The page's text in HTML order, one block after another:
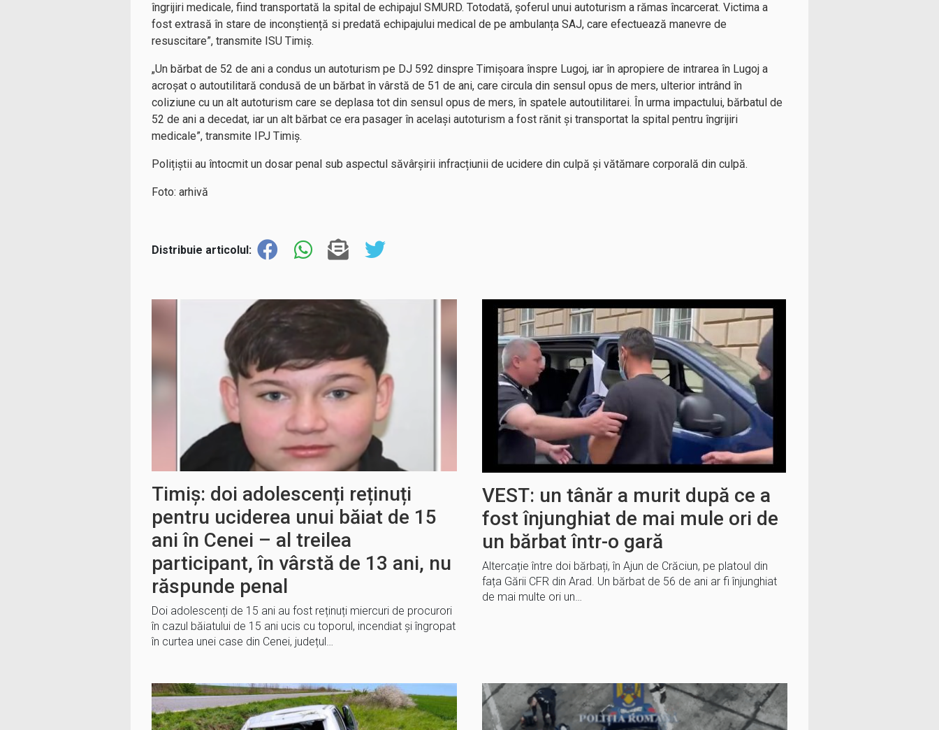
îngrijiri medicale, fiind transportată la spital de echipajul SMURD. Totodată, șoferul unui autoturism a rămas încarcerat. Victima a
fost extrasă în stare de inconștiență si predată echipajului medical de pe ambulanța SAJ, care efectuează manevre de
resuscitare”, transmite ISU Timiș.
„Un bărbat de 52 de ani a condus un autoturism pe DJ 592 dinspre Timișoara înspre Lugoj, iar în apropiere de intrarea în Lugoj a
acroșat o autoutilitară condusă de un bărbat în vârstă de 51 de ani, care circula din sensul opus de mers, ulterior intrând în
coliziune cu un alt autoturism care se deplasa tot din sensul opus de mers, în spatele autoutilitarei. În urma impactului, bărbatul de
52 de ani a decedat, iar un alt bărbat ce era pasager în același autoturism a fost rănit și transportat la spital pentru îngrijiri
medicale”, transmite IPJ Timiș.
Polițiștii au întocmit un dosar penal sub aspectul săvârșirii infracțiunii de ucidere din culpă și vătămare corporală din culpă.
Foto: arhivă
Distribuie articolul:
Timiș: doi adolescenți reținuți
pentru uciderea unui băiat de 15
ani în Cenei – al treilea
participant, în vârstă de 13 ani, nu
răspunde penal
Doi adolescenți de 15 ani au fost reținuți miercuri de procurori
în cazul băiatului de 15 ani ucis cu toporul, incendiat și îngropat
în curtea unei case din Cenei, județul…
VEST: un tânăr a murit după ce a
fost înjunghiat de mai mule ori de
un bărbat într-o gară
Altercație între doi bărbați, în Ajun de Crăciun, pe platoul din
fața Gării CFR din Arad. Un bărbat de 56 de ani ar fi înjunghiat
de mai multe ori un…